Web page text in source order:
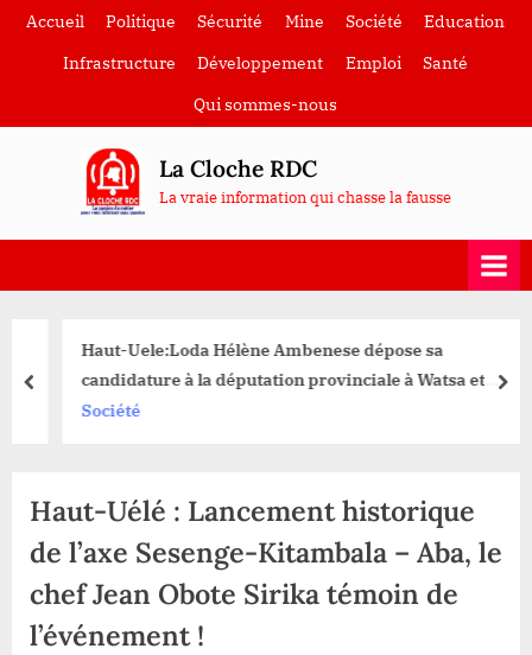
SkipAccueil Politique Sécurité Mine Société
Education
Infrastructure
Développement Emploi
Santé
Qui sommes-nous
La Cloche RDC
La vraie information qui chasse la fausse
Haut-Uele:Loda Hélène Ambenese dépose sa
candidature à la députation provinciale à Watsa et
mobilise pour un second mandat de Tshisekedi
Société
prev
Haut-Uélé : Lancement historique
de l’axe Sesenge-Kitambala – Aba, le
chef Jean Obote Sirika témoin de
l’événement !